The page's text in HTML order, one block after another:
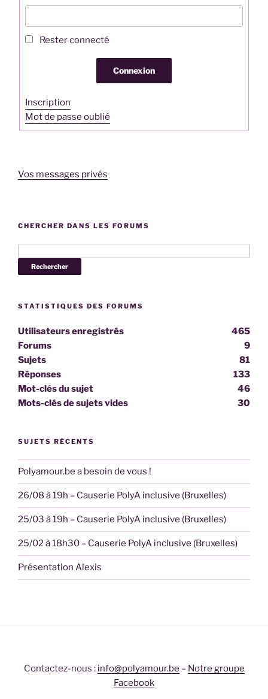
Rester connecté
Connexion
Inscription
Mot de passe oublié
Vos messages privés
CHERCHER DANS LES FORUMS
STATISTIQUES DES FORUMS
Utilisateurs enregistrés
465
Forums
9
Sujets
81
Réponses
133
Mot-clés du sujet
46
Mots-clés de sujets vides
30
SUJETS RÉCENTS
Polyamour.be a besoin de vous !
26/08 à 19h – Causerie PolyA inclusive (Bruxelles)
25/03 à 19h – Causerie PolyA inclusive (Bruxelles)
25/02 à 18h30 – Causerie PolyA inclusive (Bruxelles)
Présentation Alexis
Contactez-nous : info@polyamour.be – Notre groupe
Facebook